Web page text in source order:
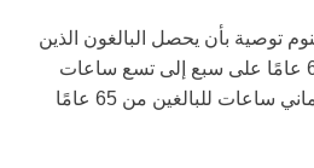
توصية بأن يحصل البالغون الذين
تتراوح أعمارهم بين 18-64 عامًا على سبع إلى تسع ساعات
من النوم، ومن سبع إلى ثماني ساعات للبالغين من 65 عامًا